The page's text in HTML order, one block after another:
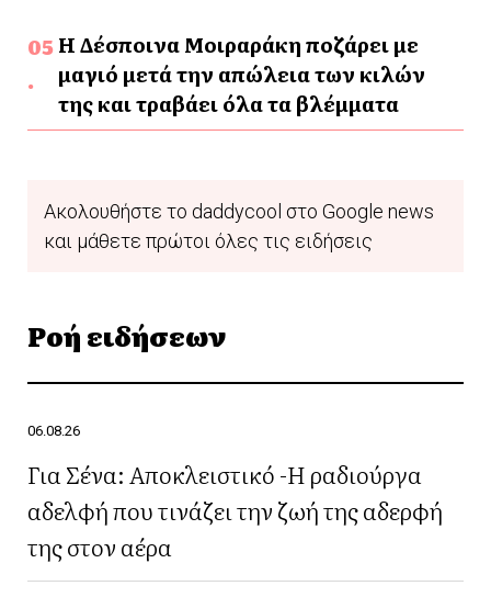
Η Δέσποινα Μοιραράκη ποζάρει με
μαγιό μετά την απώλεια των κιλών
της και τραβάει όλα τα βλέμματα
Ακολουθήστε το daddycool στο Google news
και μάθετε πρώτοι όλες τις ειδήσεις
Ροή ειδήσεων
06.08.26
Για Σένα: Αποκλειστικό -Η ραδιούργα
αδελφή που τινάζει την ζωή της αδερφή
της στον αέρα